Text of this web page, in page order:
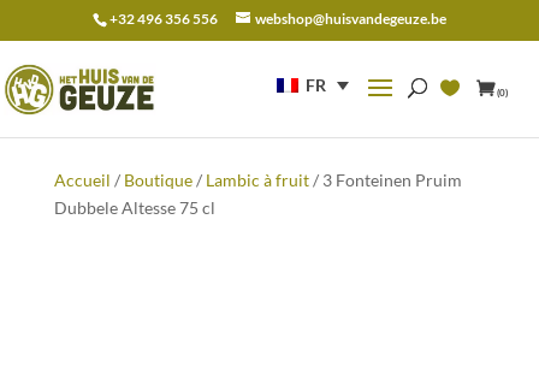
+32 496 356 556 webshop@huisvandegeuze.be
FR (0)
pour :
Accueil / Boutique/ Lambic à fruit/ 3 Fonteinen Pruim
Dubbele Altesse 75 cl